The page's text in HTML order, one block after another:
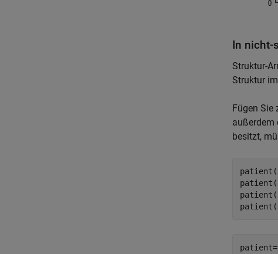
In nicht-
Struktur-
Struktur
Fügen Sie
außerdem
besitzt,
patient=